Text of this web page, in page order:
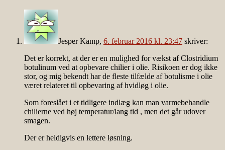
Jesper Kamp, 6. februar 2016 kl. 23:47 skriver:
Det er korrekt, at der er en mulighed for vækst af Clostridium
botulinum ved at opbevare chilier i olie. Risikoen er dog ikke
stor, og mig bekendt har de fleste tilfælde af botulisme i olie
været relateret til opbevaring af hvidløg i olie.
Som foreslået i et tidligere indlæg kan man varmebehandle
chilierne ved høj temperatur/lang tid , men det går udover
smagen.
Der er heldigvis en lettere løsning.